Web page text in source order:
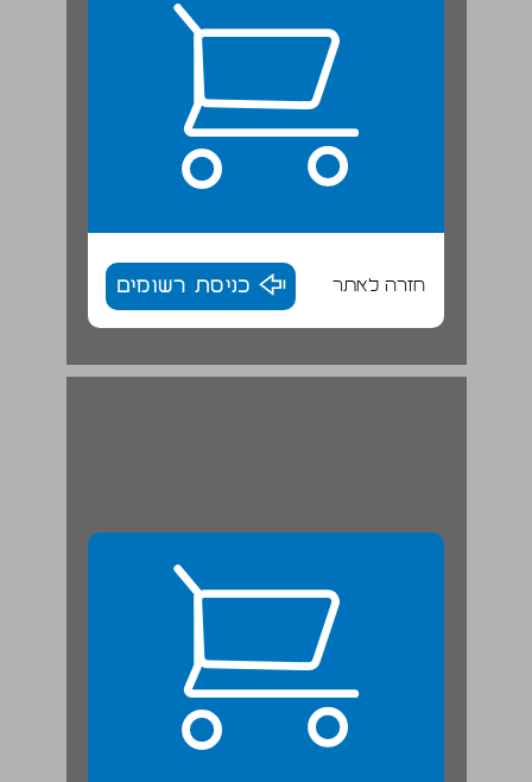
חזרה לאתר כניסת רשומים